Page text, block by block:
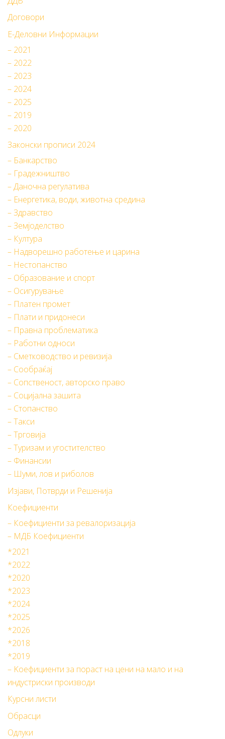
Договори
Е-Деловни Информации
– 2021
– 2022
– 2023
– 2024
– 2025
– 2019
– 2020
Законски прописи 2024
– Банкарство
– Градежништво
– Даночна регулатива
– Енергетика, води, животна средина
– Здравство
– Земјоделство
– Култура
– Надворешно работење и царина
– Нестопанство
– Образование и спорт
– Осигурување
– Платен промет
– Плати и придонеси
– Правна проблематика
– Работни односи
– Сметководство и ревизија
– Сообраќај
– Сопственост, авторско право
– Социјална зашита
– Стопанство
– Такси
– Трговија
– Туризам и угостителство
– Финансии
– Шуми, лов и риболов
Изјави, Потврди и Решенија
Коефициенти
– Коефициенти за ревалоризација
– МДБ Коефициенти
*2021
*2022
*2020
*2023
*2024
*2025
*2026
*2018
*2019
– Kоефициенти за пораст на цени на мало и на
индустриски производи
Курсни листи
Обрасци
Одлуки